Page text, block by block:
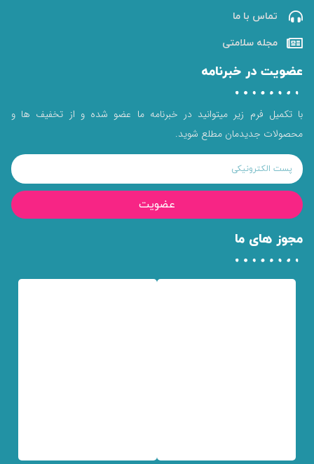
تماس با ما
مجله سلامتی
عضویت در خبرنامه
با تکمیل فرم زیر میتوانید در خبرنامه ما عضو شده و از تخفیف ها و
محصولات جدیدمان مطلع شوید.
عضویت
مجوز های ما